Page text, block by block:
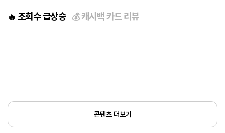
🔥 조회수 급상승 💰캐시백 카드 리뷰
콘텐츠 더보기